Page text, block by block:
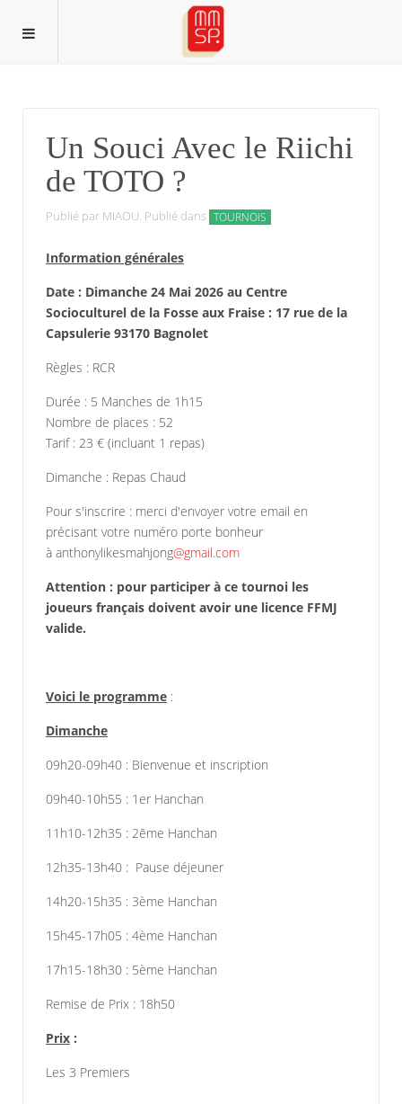
Un Souci Avec le Riichi
de TOTO ?
Publié par MIAOU. Publié dans TOURNOIS
Information générales
Date : Dimanche 24 Mai 2026 au Centre
Socioculturel de la Fosse aux Fraise : 17 rue de la
Capsulerie 93170 Bagnolet
Règles : RCR
Durée : 5 Manches de 1h15
Nombre de places : 52
Tarif : 23 € (incluant 1 repas)
Dimanche : Repas Chaud
Pour s'inscrire : merci d'envoyer votre email en
précisant votre numéro porte bonheur
à anthonylikesmahjong@gmail.com
Attention : pour participer à ce tournoi les
joueurs français doivent avoir une licence FFMJ
valide.
Voici le programme :
Dimanche
09h20-09h40 : Bienvenue et inscription
09h40-10h55 : 1er Hanchan
11h10-12h35 : 2ēme Hanchan
12h35-13h40 : Pause déjeuner
14h20-15h35 : 3ème Hanchan
15h45-17h05 : 4ème Hanchan
17h15-18h30 : 5ème Hanchan
Remise de Prix : 18h50
Prix :
Les 3 Premiers